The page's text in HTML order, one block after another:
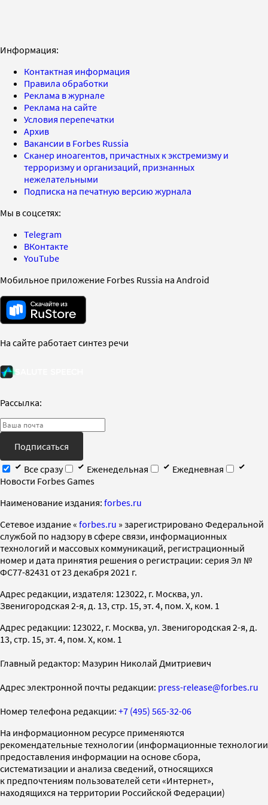
Информация:
Контактная информация
Правила обработки
Реклама в журнале
Реклама на сайте
Условия перепечатки
Архив
Вакансии в Forbes Russia
Сканер иноагентов, причастных к экстремизму и
терроризму и организаций, признанных
нежелательными
Подписка на печатную версию журнала
Мы в соцсетях:
Telegram
ВКонтакте
YouTube
Мобильное приложение Forbes Russia на Android
На сайте работает синтез речи
Рассылка:
Подписаться
Все сразу
Еженедельная
Ежедневная
Новости Forbes Games
Наименование издания: forbes.ru
Cетевое издание « forbes.ru » зарегистрировано Федеральной
службой по надзору в сфере связи, информационных
технологий и массовых коммуникаций, регистрационный
номер и дата принятия решения о регистрации: серия Эл №
ФС77-82431 от 23 декабря 2021 г.
Адрес редакции, издателя: 123022, г. Москва, ул.
Звенигородская 2-я, д. 13, стр. 15, эт. 4, пом. X, ком. 1
Адрес редакции: 123022, г. Москва, ул. Звенигородская 2-я, д.
13, стр. 15, эт. 4, пом. X, ком. 1
Главный редактор: Мазурин Николай Дмитриевич
Адрес электронной почты редакции: press-release@forbes.ru
Номер телефона редакции: +7 (495) 565-32-06
На информационном ресурсе применяются
рекомендательные технологии (информационные технологии
предоставления информации на основе сбора,
систематизации и анализа сведений, относящихся
к предпочтениям пользователей сети «Интернет»,
находящихся на территории Российской Федерации)